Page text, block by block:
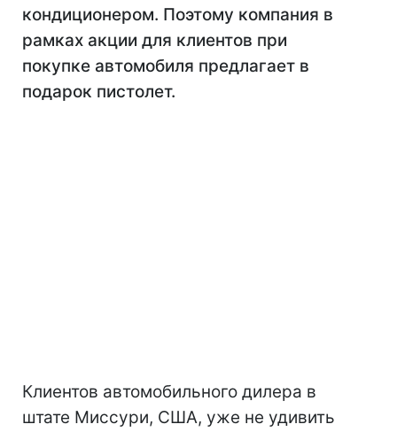
кондиционером. Поэтому компания в
рамках акции для клиентов при
покупке автомобиля предлагает в
подарок пистолет.
Клиентов автомобильного дилера в
штате Миссури, США, уже не удивить